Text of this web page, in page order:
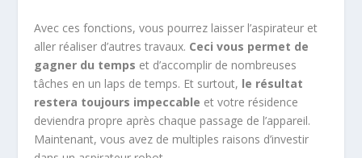
Avec ces fonctions, vous pourrez laisser l’aspirateur et
aller réaliser d’autres travaux. Ceci vous permet de
gagner du temps et d’accomplir de nombreuses
tâches en un laps de temps. Et surtout, le résultat
restera toujours impeccable et votre résidence
deviendra propre après chaque passage de l’appareil.
Maintenant, vous avez de multiples raisons d’investir